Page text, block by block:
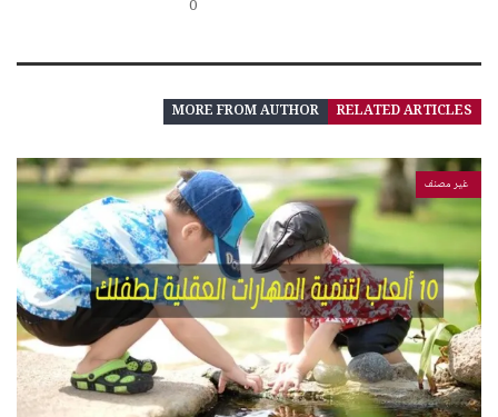
0
RELATED ARTICLES
MORE FROM AUTHOR
غير مصنف